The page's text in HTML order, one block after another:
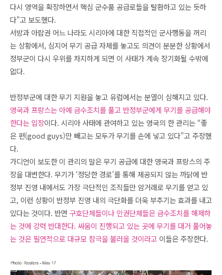
다시 영역을 확장하면서 핵심 군수품 공급로들을 탈환하고 있는 듯하
다”고 보도했다.
서방과 아랍권 어느 나라도 시리아에 대한 직접적인 군사행동을 꺼리
는 상황에서, 심지어 무기 공급 자체를 놓고도 의견이 분분한 상황에서
정부군이 다시 우위를 차지하게 되면 이 사태가 계속 장기화될 수밖에
없다.
반정부군에 대한 무기 지원을 놓고 유럽에서는 분열이 심해지고 있다.
영국과 프랑스는 아예 금수조치를 풀고 반정부군에게 무기를 공급해야
한다는 입장이다. 시리아 사태에 관여하고 있는 영국의 한 관리는 “좋
은 편(good guys)만 빼고는 모두가 무기를 손에 넣고 있다”고 주장했
다.
가디언이 보도한 이 관리의 말은 무기 공급에 대한 영국과 프랑스의 주
장을 대변한다. 무기가 ‘정당한 경로’를 통해 제공되지 않는 까닭에 반
정부 진영 내에서도 가장 극단적인 조직들만 암거래로 무기를 얻고 있
고, 이런 상황이 반정부 진영 내의 극단화를 더욱 부추기는 효과를 내고
있다는 것이다. 반면 구호단체들이나 인권단체들은 금수조치를 해제하
는 것에 강력 반대한다. 싸움이 진행되고 있는 곳에 무기를 대거 풀어놓
는 것은 필연적으로 대규모 참극을 불러올 것이라고 이들은 주장한다.